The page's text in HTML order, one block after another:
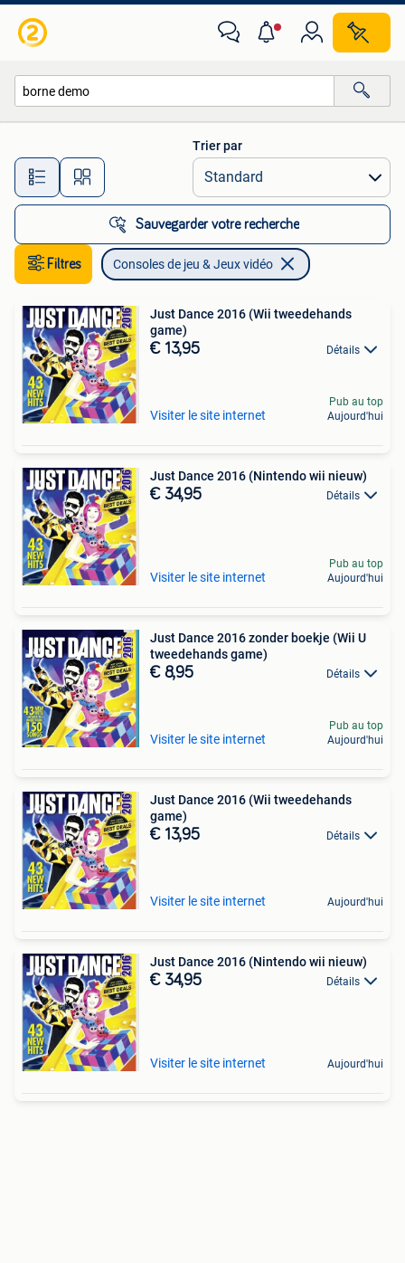
Toutes les distances…
Trier par
Sauvegarder votre recherche
Filtres Consoles de jeu & Jeux vidéo
Just Dance 2016 (Wii tweedehands
game)
€ 13,95 Détails
Visiter le site internet
Pub au top
Aujourd'hui
Just Dance 2016 (Nintendo wii nieuw)
€ 34,95 Détails
Visiter le site internet
Pub au top
Aujourd'hui
Just Dance 2016 zonder boekje (Wii U
tweedehands game)
€ 8,95 Détails
Visiter le site internet
Pub au top
Aujourd'hui
Just Dance 2016 (Wii tweedehands
game)
€ 13,95 Détails
Visiter le site internet Aujourd'hui
Just Dance 2016 (Nintendo wii nieuw)
€ 34,95 Détails
Visiter le site internet Aujourd'hui